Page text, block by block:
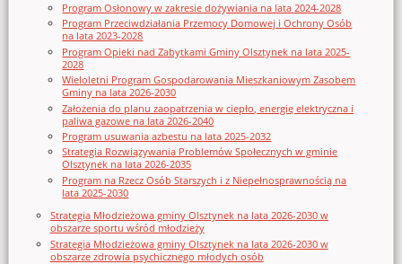
Program Osłonowy w zakresie dożywiania na lata 2024-2028
Program Przeciwdziałania Przemocy Domowej i Ochrony Osób
na lata 2023-2028
Program Opieki nad Zabytkami Gminy Olsztynek na lata 2025-
2028
Wieloletni Program Gospodarowania Mieszkaniowym Zasobem
Gminy na lata 2026-2030
Założenia do planu zaopatrzenia w ciepło, energię elektryczna i
paliwa gazowe na lata 2026-2040
Program usuwania azbestu na lata 2025-2032
Strategia Rozwiązywania Problemów Społecznych w gminie
Olsztynek na lata 2026-2035
Program na Rzecz Osób Starszych i z Niepełnosprawnością na
lata 2025-2030
Strategia Młodzieżowa gminy Olsztynek na lata 2026-2030 w
obszarze sportu wśród młodzieży
Strategia Młodzieżowa gminy Olsztynek na lata 2026-2030 w
obszarze zdrowia psychicznego młodych osób